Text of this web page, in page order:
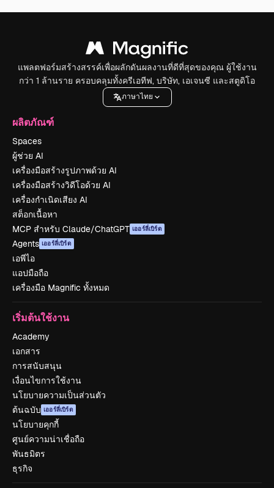
แพลตฟอร์มสร้างสรรค์เพื่อผลักดันผลงานที่ดีที่สุดของคุณ ผู้ใช้งาน
กว่า 1 ล้านราย ครอบคลุมทั้งครีเอทีฟ, บริษัท, เอเจนซี และสตูดิโอ
ภาษาไทย
ผลิตภัณฑ์
Spaces
ผู้ช่วย AI
เครื่องมือสร้างรูปภาพด้วย AI
เครื่องมือสร้างวิดีโอด้วย AI
เครื่องกำเนิดเสียง AI
สต็อกเนื้อหา
MCP สำหรับ Claude/ChatGPT เออร์ลี่เบิร์ด
Agents เออร์ลี่เบิร์ด
เอพีไอ
แอปมือถือ
เครื่องมือ Magnific ทั้งหมด
เริ่มต้นใช้งาน
Academy
เอกสาร
การสนับสนุน
เงื่อนไขการใช้งาน
นโยบายความเป็นส่วนตัว
ต้นฉบับ เออร์ลี่เบิร์ด
นโยบายคุกกี้
ศูนย์ความน่าเชื่อถือ
พันธมิตร
ธุรกิจ